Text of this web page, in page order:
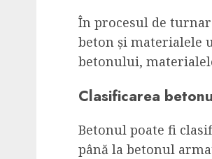
În procesul de
beton și materialele
betonului,
Clasificarea
Betonul poate fi
până la betonul